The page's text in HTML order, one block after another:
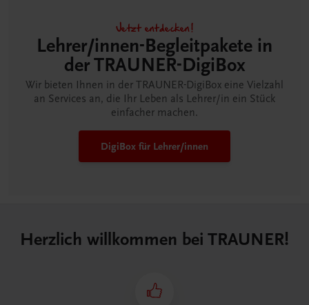
Jetzt entdecken!
Lehrer/innen-Begleitpakete in
der TRAUNER-DigiBox
Wir bieten Ihnen in der TRAUNER-DigiBox eine Vielzahl
an Services an, die Ihr Leben als Lehrer/in ein Stück
einfacher machen.
DigiBox für Lehrer/innen
Herzlich willkommen bei TRAUNER!